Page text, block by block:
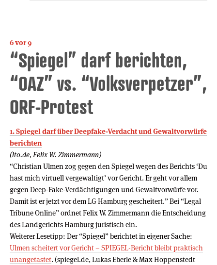
6 vor 9
“Spiegel” darf berichten,
“OAZ” vs. “Volksverpetzer”,
ORF-Protest
1. Spiegel darf über Deep­fake-Ver­dacht und Gewalt­vor­würfe
berichten
(lto.de, Felix W. Zimmermann)
“Christian Ulmen zog gegen den Spiegel wegen des Berichts ‘Du
hast mich virtuell vergewaltigt’ vor Gericht. Er geht vor allem
gegen Deep-Fake-Verdächtigungen und Gewaltvorwürfe vor.
Damit ist er jetzt vor dem LG Hamburg gescheitert.” Bei “Legal
Tribune Online” ordnet Felix W. Zimmermann die Entscheidung
des Landgerichts Hamburg juristisch ein.
Weiterer Lesetipp: Der “Spiegel” berichtet in eigener Sache:
Ulmen scheitert vor Gericht – SPIEGEL-Bericht bleibt praktisch
unangetastet. (spiegel.de, Lukas Eberle & Max Hoppenstedt